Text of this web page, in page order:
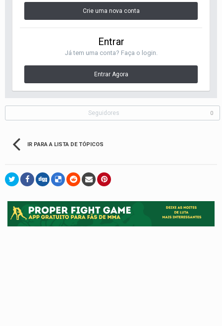
Crie uma nova conta
Entrar
Já tem uma conta? Faça o login.
Entrar Agora
Seguidores 0
IR PARA A LISTA DE TÓPICOS